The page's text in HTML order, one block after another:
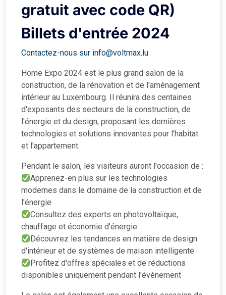
gratuit avec code QR)
Billets d'entrée 2024
Contactez-nous sur info@voltmax.lu
Home Expo 2024 est le plus grand salon de la
construction, de la rénovation et de l'aménagement
intérieur au Luxembourg. Il réunira des centaines
d'exposants des secteurs de la construction, de
l'énergie et du design, proposant les dernières
technologies et solutions innovantes pour l'habitat
et l'appartement.
Pendant le salon, les visiteurs auront l'occasion de :
Apprenez-en plus sur les technologies
modernes dans le domaine de la construction et de
l'énergie
Consultez des experts en photovoltaïque,
chauffage et économie d'énergie
Découvrez les tendances en matière de design
d'intérieur et de systèmes de maison intelligente
Profitez d'offres spéciales et de réductions
disponibles uniquement pendant l'événement